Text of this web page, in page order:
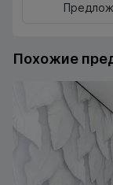
Похожие